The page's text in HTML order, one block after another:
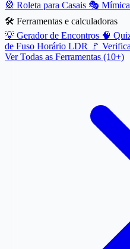
🎡 Roleta para Casais 🎭
🛠️ Ferramentas e calculadoras
💡 Gerador de Encontros 🧠
de Fuso Horário LDR
🚩
Ver Todas as Ferramentas (10+)